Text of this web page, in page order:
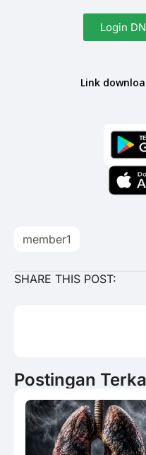
Login
Link
member1
SHARE THIS POST:
Postingan